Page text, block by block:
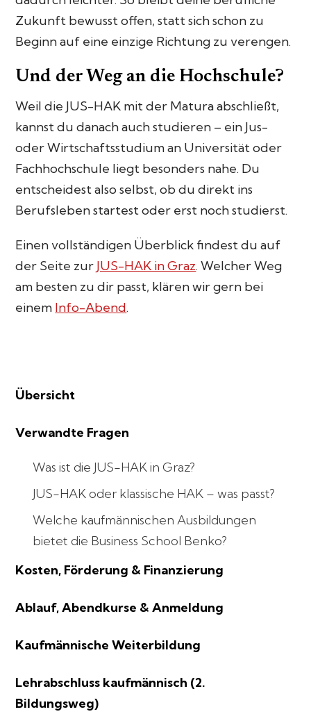
Übersicht
Verwandte Fragen
Was ist die JUS-HAK in Graz?
JUS-HAK oder klassische HAK – was passt?
Welche kaufmännischen Ausbildungen
bietet die Business School Benko?
Kosten, Förderung & Finanzierung
Ablauf, Abendkurse & Anmeldung
Kaufmännische Weiterbildung
Lehrabschluss kaufmännisch (2.
Bildungsweg)
Zukunft bewusst offen, statt sich schon zu
Beginn auf eine einzige Richtung zu verengen.
Und der Weg an die Hochschule?
Weil die JUS-HAK mit der Matura abschließt,
kannst du danach auch studieren – ein Jus-
oder Wirtschaftsstudium an Universität oder
Fachhochschule liegt besonders nahe. Du
entscheidest also selbst, ob du direkt ins
Berufsleben startest oder erst noch studierst.
Einen vollständigen Überblick findest du auf
der Seite zur JUS-HAK in Graz. Welcher Weg
am besten zu dir passt, klären wir gern bei
einem Info-Abend.